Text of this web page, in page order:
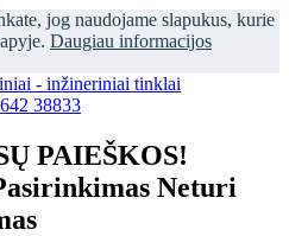
jog naudojame slapukus, kurie
Daugiau informacijos
38833
PAIEŠKOS!
Neturi